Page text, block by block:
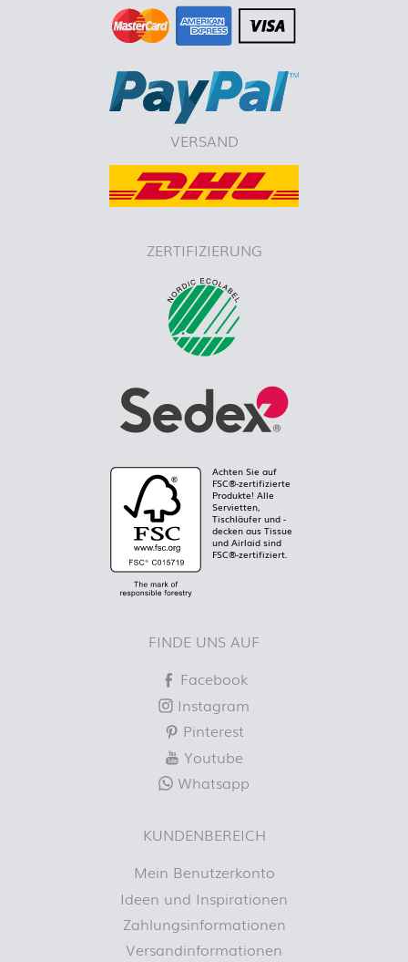
VERSAND
ZERTIFIZIERUNG
Achten Sie auf
FSC®-zertifizierte
Produkte! Alle
Servietten,
Tischläufer und -
decken aus Tissue
und Airlaid sind
FSC®-zertifiziert.
FINDE UNS AUF
Facebook
Instagram
Pinterest
Youtube
Whatsapp
KUNDENBEREICH
Mein Benutzerkonto
Ideen und Inspirationen
Zahlungsinformationen
Versandinformationen